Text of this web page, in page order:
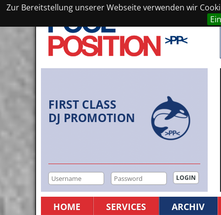
Zur Bereitstellung unserer Webseite verwenden wir
FIRST CLASS
DJ PROMOTION
HOME SERVICES ARCHIV